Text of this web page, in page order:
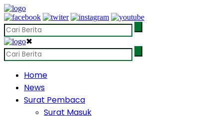
✖
Home
News
Surat Pembaca
Surat Masuk